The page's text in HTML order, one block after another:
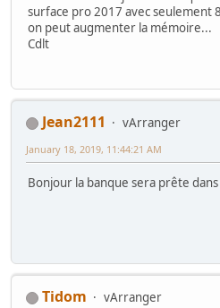
surface pro 2017 avec seulement
on peut augmenter la mémoire...
Cdlt
Jean2111
vArranger
January 18, 2019, 11:44:21 AM
Bonjour la banque sera prête
Tidom
vArranger